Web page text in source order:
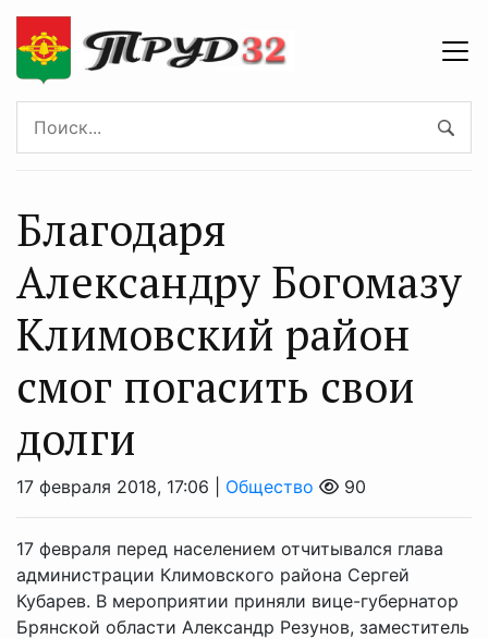
Благодаря
Александру Богомазу
Климовский район
смог погасить свои
долги
17 февраля 2018, 17:06 | Общество 90
17 февраля перед населением отчитывался глава
администрации Климовского района Сергей
Кубарев. В мероприятии приняли вице-губернатор
Брянской области Александр Резунов, заместитель